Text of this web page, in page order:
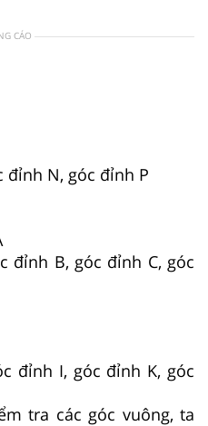
CÁO
đỉnh N, góc đỉnh P
đỉnh B, góc đỉnh C, góc
đỉnh I, góc đỉnh K, góc
tra các góc vuông, ta